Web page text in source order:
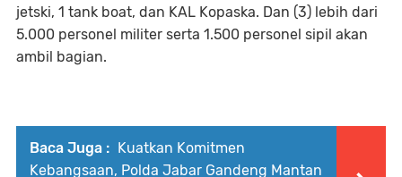
jetski, 1 tank boat, dan KAL Kopaska. Dan (3) lebih dari
5.000 personel militer serta 1.500 personel sipil akan
ambil bagian.
Baca Juga : Kuatkan Komitmen
Kebangsaan, Polda Jabar Gandeng Mantan